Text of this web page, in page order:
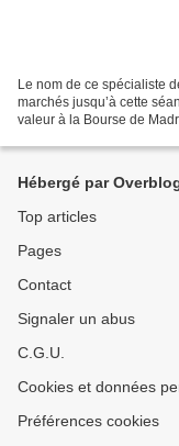
Le nom de ce spécialiste
marchés jusqu’à cette
valeur à la Bourse de
Hébergé par
Top articles
Pages
Contact
Signaler un abus
C.G.U.
Cookies et données
Préférences cookies